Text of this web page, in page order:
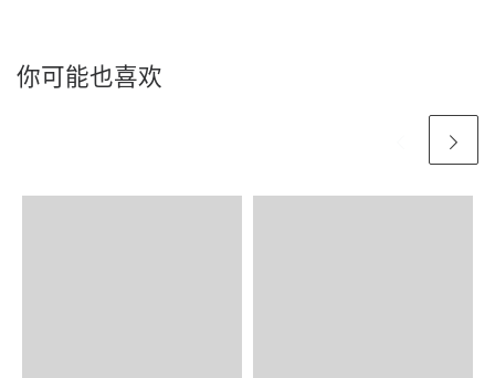
你可能也喜欢